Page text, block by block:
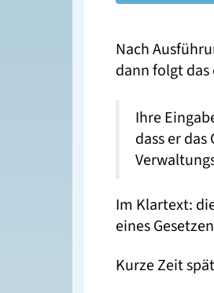
Nach
dann folgt
Ihre
dass er
Im Klartext:
eines
Kurze Zeit